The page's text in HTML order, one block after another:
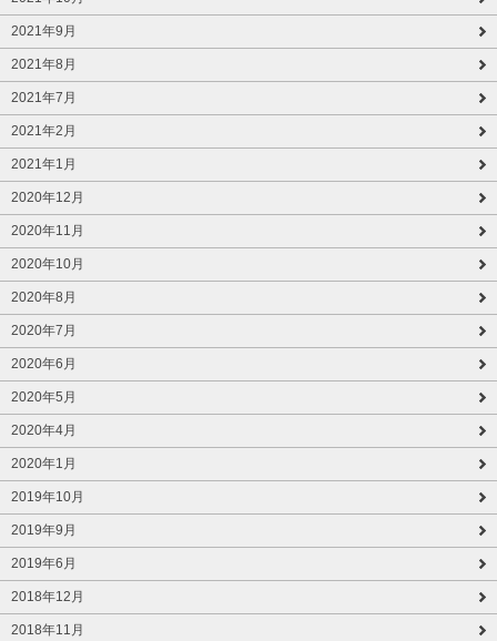
2021年9月
2021年8月
2021年7月
2021年2月
2021年1月
2020年12月
2020年11月
2020年10月
2020年8月
2020年7月
2020年6月
2020年5月
2020年4月
2020年1月
2019年10月
2019年9月
2019年6月
2018年12月
2018年11月